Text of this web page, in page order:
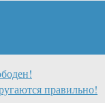
правильно!